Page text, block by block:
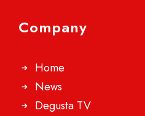
Company
Home
News
Degusta TV